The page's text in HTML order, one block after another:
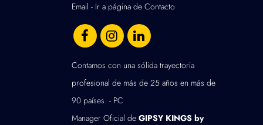
Email - Ir a página de Contacto
Contamos con una sólida trayectoria
profesional de más de 25 años en más de
90 países. - PC
Manager Oficial de GIPSY KINGS by